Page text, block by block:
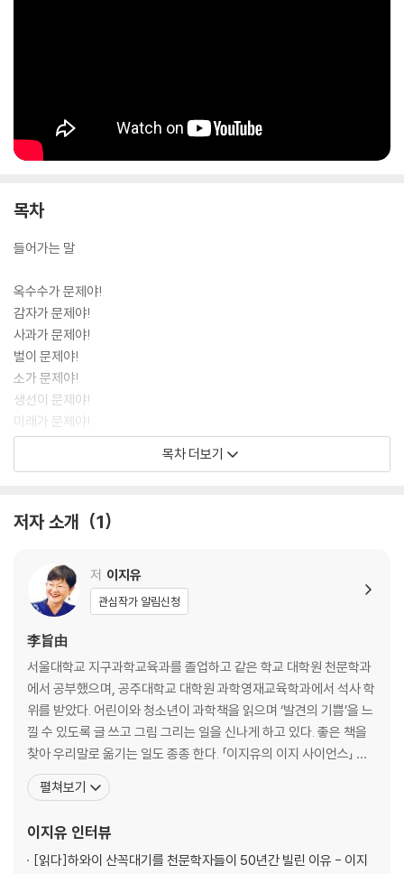
목차
들어가는 말
옥수수가 문제야!
감자가 문제야!
사과가 문제야!
벌이 문제야!
소가 문제야!
생선이 문제야!
미래가 문제야!
목차 더보기
저자 소개 1
저 이지유
관심작가 알림신청
李旨由
서울대학교 지구과학교육과를 졸업하고 같은 학교 대학원 천문학과
에서 공부했으며, 공주대학교 대학원 과학영재교육학과에서 석사 학
위를 받았다. 어린이와 청소년이 과학책을 읽으며 ‘발견의 기쁨’을 느
낄 수 있도록 글 쓰고 그림 그리는 일을 신나게 하고 있다. 좋은 책을
찾아 우리말로 옮기는 일도 종종 한다. 「이지유의 이지 사이언스」 시
리즈, 「별똥별 아줌마가 들려주는 과학 이야기」 시리즈, 『처음 읽는
우주의 역사』, 『내 이름은 파리지옥』, 『처음 읽는 지구의 역사』, 『딱정
실은 롱다리다!』, 『빅뱅 쫌 아는
펼쳐보기
이지유 인터뷰
[읽다]하와이 산꼭대기를 천문학자들이 50년간 빌린 이유 - 이지